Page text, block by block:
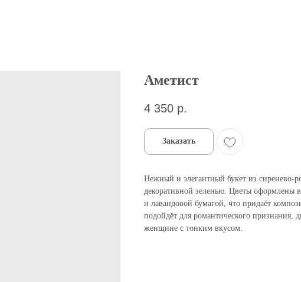
Аметист
4 350 р.
Заказать
Нежный и элегантный букет из сиренево-
декоративной зеленью. Цветы оформлены
и лавандовой бумагой, что придаёт
подойдёт для романтического
женщине с тонким вкусом.